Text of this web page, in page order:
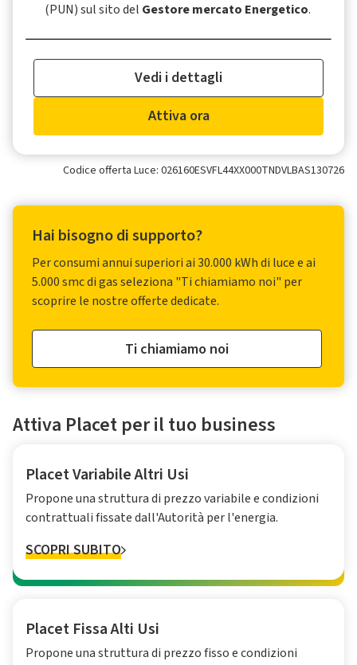
(PUN) sul sito del Gestore mercato Energetico.
Attiva ora
Vedi i dettagli
Codice offerta Luce: 026160ESVFL44XX000TNDVLBAS130726
Hai bisogno di supporto?
Per consumi annui superiori ai 30.000 kWh di luce e ai
5.000 smc di gas seleziona "Ti chiamiamo noi" per
scoprire le nostre offerte dedicate.
Ti chiamiamo noi
Attiva Placet per il tuo business
Placet Variabile Altri Usi
Propone una struttura di prezzo variabile e condizioni
contrattuali fissate dall'Autorità per l'energia.
SCOPRI SUBITO
Placet Fissa Alti Usi
Propone una struttura di prezzo fisso e condizioni